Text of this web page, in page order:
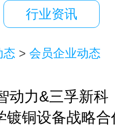
行业资讯
态 > 会员企业动态
动力&三孚新
镀铜设备战略